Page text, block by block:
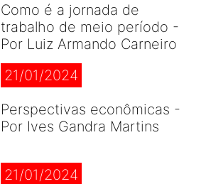
Como é a jornada de
trabalho de meio período -
Por Luiz Armando Carneiro
21/01/2024
Perspectivas econômicas -
Por Ives Gandra Martins
21/01/2024